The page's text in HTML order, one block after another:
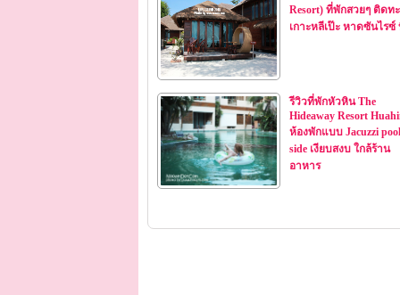
Resort) ที่พักสวยๆ ติดทะ
เกาะหลีเป๊ะ หาดซันไรซ์
รีวิวที่พักหัวหิน The
Hideaway Resort
ห้องพักแบบ Jacuzzi pool
side เงียบสงบ ใกล้ร้าน
อาหาร